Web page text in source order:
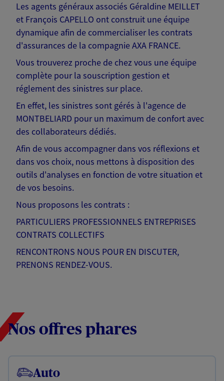
Les agents généraux associés Géraldine MEILLET
et François CAPELLO ont construit une équipe
dynamique afin de commercialiser les contrats
d'assurances de la compagnie AXA FRANCE.
Vous trouverez proche de chez vous une équipe
complète pour la souscription gestion et
réglement des sinistres sur place.
En effet, les sinistres sont gérés à l'agence de
MONTBELIARD pour un maximum de confort avec
des collaborateurs dédiés.
Afin de vous accompagner dans vos réflexions et
dans vos choix, nous mettons à disposition des
outils d'analyses en fonction de votre situation et
de vos besoins.
Nous proposons les contrats :
PARTICULIERS PROFESSIONNELS ENTREPRISES
CONTRATS COLLECTIFS
RENCONTRONS NOUS POUR EN DISCUTER,
PRENONS RENDEZ-VOUS.
Nos offres phares
Auto